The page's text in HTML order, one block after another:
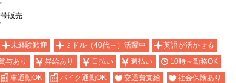
販売
未経験歓迎 ミドル（40代～）活躍中
英語が活かせる
与あり 昇給あり 日払い 週払い
10時～勤務OK
車通勤OK バイク通勤OK 交通費支給
社会保険あり